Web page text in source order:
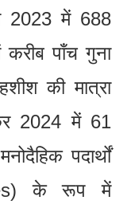
2023 में 688
पाँच गुना
की मात्रा
2024 में 61
पदार्थों
के रूप में